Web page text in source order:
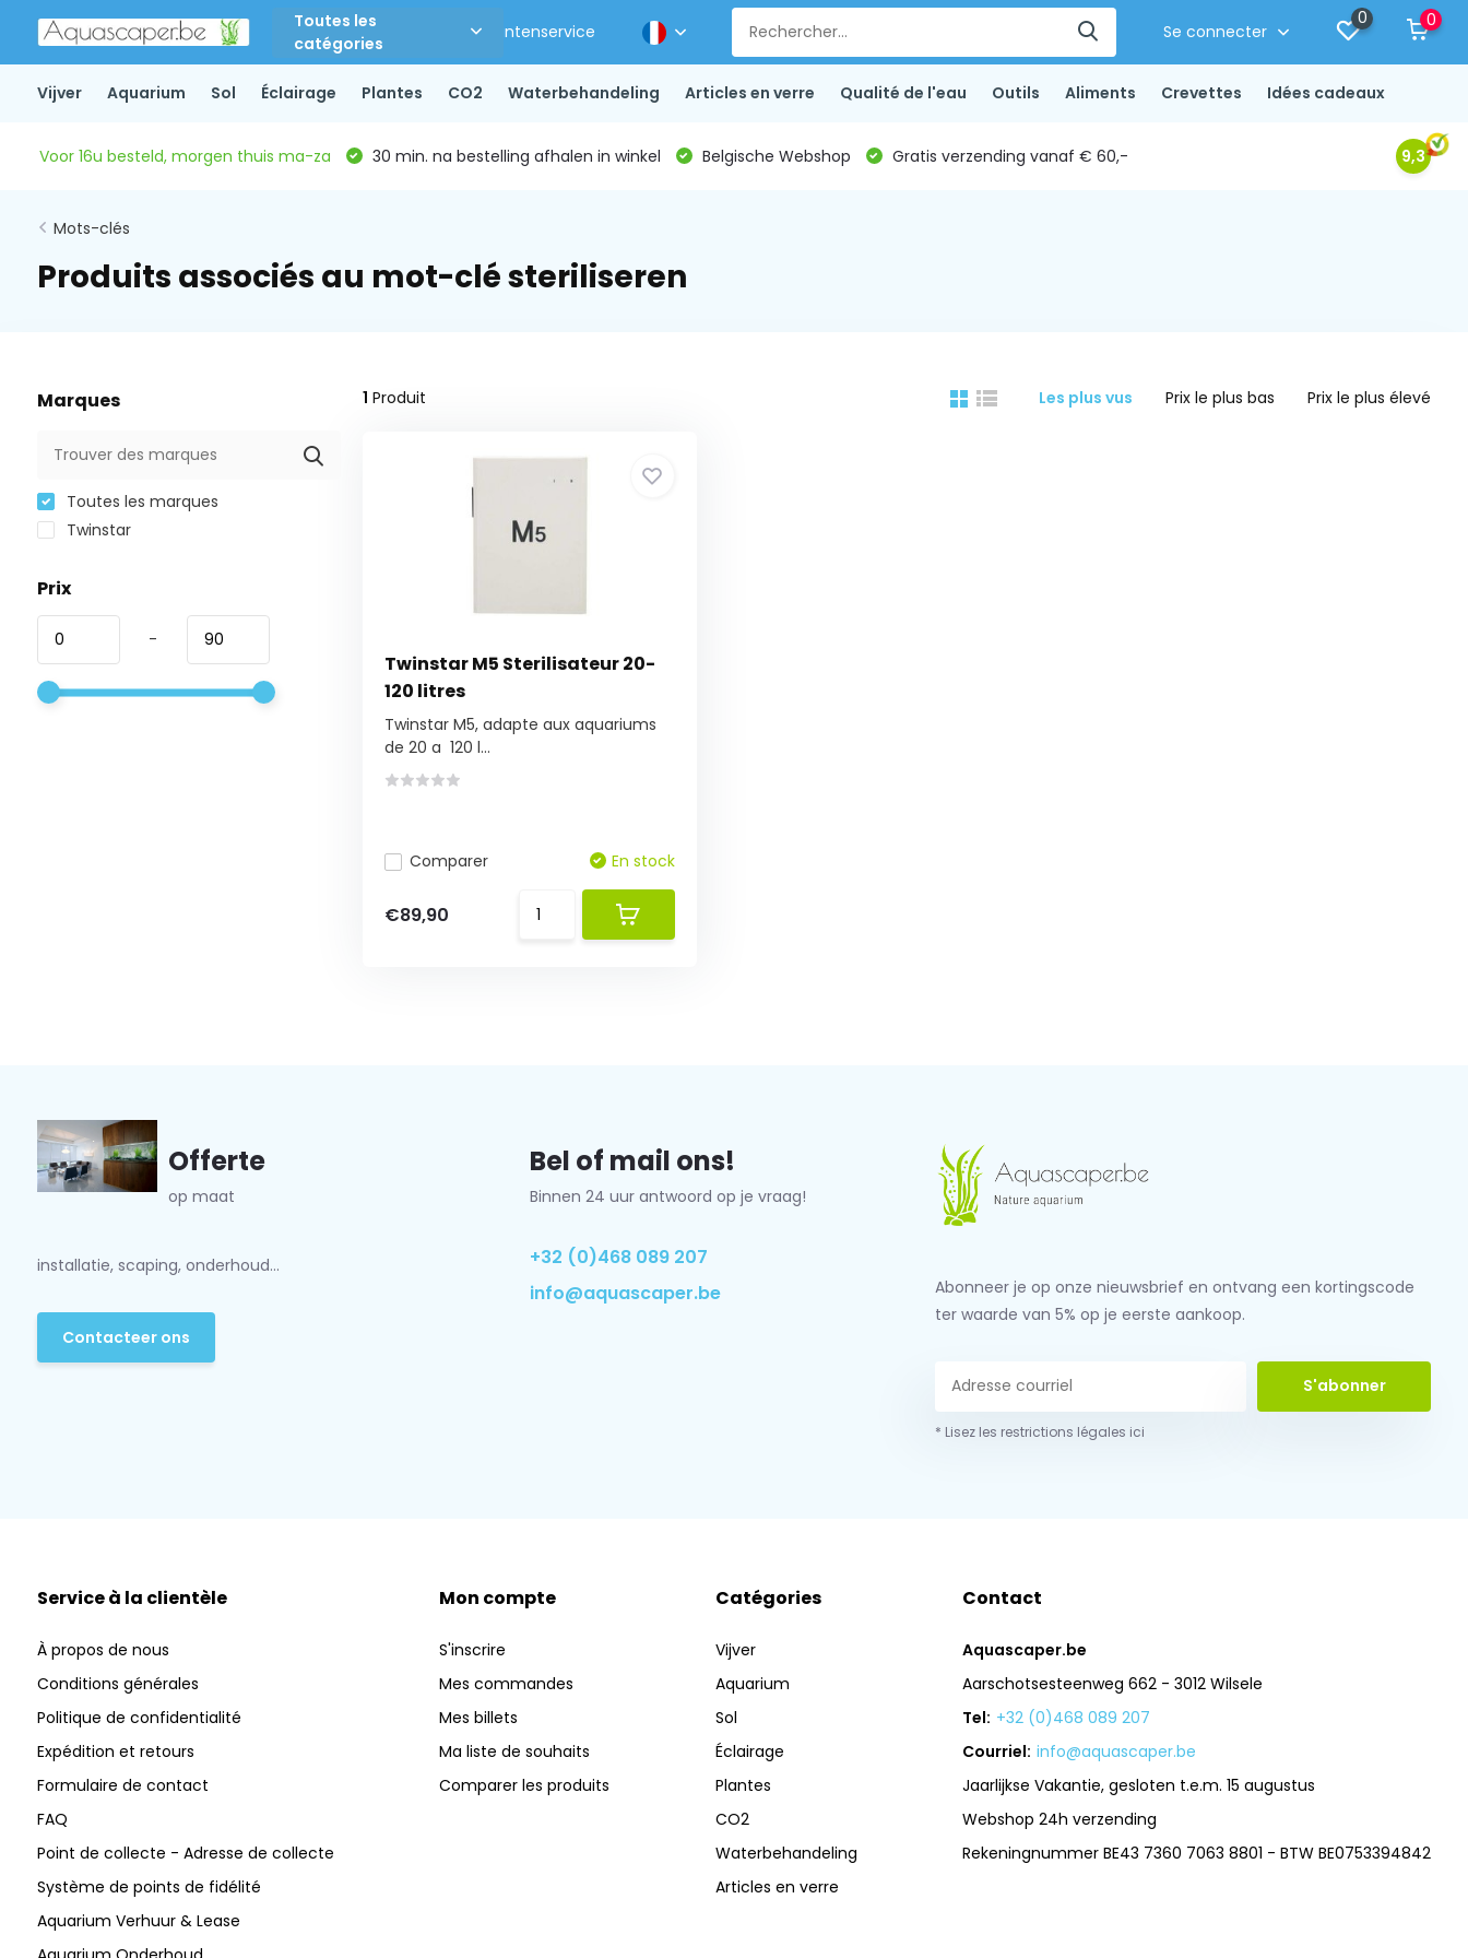
Toutes les
catégories
Klantenservice Se connecter
0 0
Vijver Aquarium Sol Éclairage Plantes CO2 Waterbehandeling Articles en verre Qualité de l'eau Outils Aliments Crevettes Idées cadeaux
Voor 16u besteld, morgen thuis ma-za 30 min. na bestelling afhalen in winkel Belgische Webshop Gratis verzending vanaf € 60,- 9,3
Mots-clés
Produits associés au mot-clé steriliseren
Marques
Toutes les marques
Twinstar
Prix
-
1 Produit Les plus vus Prix le plus bas Prix le plus élevé
Twinstar M5 Sterilisateur 20-
120 litres
Twinstar M5, adapte aux aquariums
de 20 a 120 l...
Comparer En stock
€89,90
Offerte
op maat
installatie, scaping, onderhoud...
Contacteer ons
Bel of mail ons!
Binnen 24 uur antwoord op je vraag!
+32 (0)468 089 207
info@aquascaper.be
Abonneer je op onze nieuwsbrief en ontvang een kortingscode
ter waarde van 5% op je eerste aankoop.
S'abonner
* Lisez les restrictions légales ici
Service à la clientèle
À propos de nous
Conditions générales
Politique de confidentialité
Expédition et retours
Formulaire de contact
FAQ
Point de collecte - Adresse de collecte
Système de points de fidélité
Aquarium Verhuur & Lease
Mon compte
S'inscrire
Mes commandes
Mes billets
Ma liste de souhaits
Comparer les produits
Catégories
Vijver
Aquarium
Sol
Éclairage
Plantes
CO2
Waterbehandeling
Articles en verre
Contact
Aquascaper.be
Aarschotsesteenweg 662 - 3012 Wilsele
Tel: +32 (0)468 089 207
Courriel: info@aquascaper.be
Jaarlijkse Vakantie, gesloten t.e.m. 15 augustus
Webshop 24h verzending
Rekeningnummer BE43 7360 7063 8801 - BTW BE0753394842